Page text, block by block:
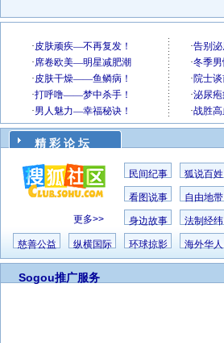
精 彩 论 坛
更多>>
民间纪事 狐说百姓
看图说事 自由地带
身边故事 法制经纬
慈善公益 纵横国际 环球掠影 海外华人
Sogou推广服务